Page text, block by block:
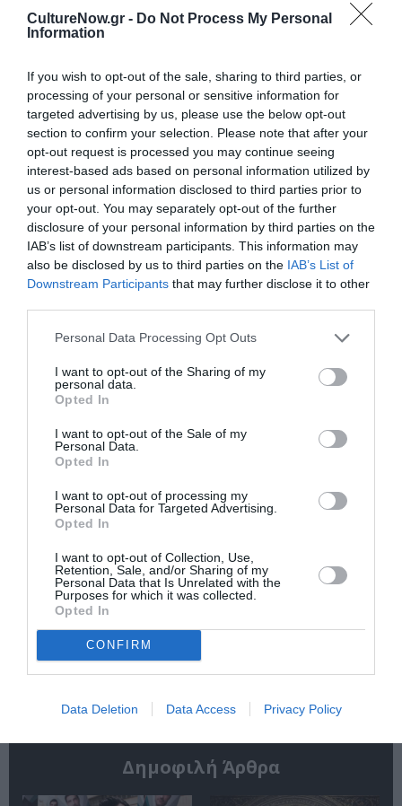
CultureNow.gr - Do Not Process My Personal
Information
If you wish to opt-out of the sale, sharing to third parties, or
processing of your personal or sensitive information for
targeted advertising by us, please use the below opt-out
section to confirm your selection. Please note that after your
opt-out request is processed you may continue seeing
interest-based ads based on personal information utilized by
us or personal information disclosed to third parties prior to
your opt-out. You may separately opt-out of the further
disclosure of your personal information by third parties on the
IAB’s list of downstream participants. This information may
also be disclosed by us to third parties on the IAB’s List of
Downstream Participants that may further disclose it to other
Personal Data Processing Opt Outs
I want to opt-out of the Sharing of my
personal data.
Opted In
I want to opt-out of the Sale of my
Personal Data.
Opted In
I want to opt-out of processing my
Personal Data for Targeted Advertising.
Opted In
I want to opt-out of Collection, Use,
Retention, Sale, and/or Sharing of my
Personal Data that Is Unrelated with the
Purposes for which it was collected.
Opted In
CONFIRM
Data Deletion Data Access Privacy Policy
Ακολουθήστε το Culturenow.gr
Σχετικά Άρθρα
Βουνά και Ποτάμια:
Πατρίδα»:
Περιοδική έκθεση
στο Διαχρονικό
τον φακό του
Έκθεση στο
Μουσείο Πάνου &
Σαρωνίς Βατικιώτη
Γκάτσου –
Διαφάνειες Ζωής:
Έκθεση στο Katheti
Summer 2026
Απόστολος
Χαντζαράς –
«Κλεμμένος
“Beauty and Blue”:
Δημοφιλή Άρθρα